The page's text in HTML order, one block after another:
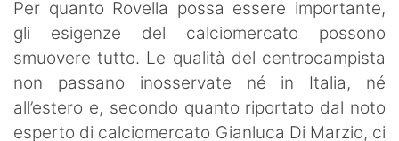
Per quanto Rovella possa essere importante,
gli esigenze del calciomercato possono
smuovere tutto. Le qualità del centrocampista
non passano inosservate né in Italia, né
all’estero e, secondo quanto riportato dal noto
esperto di calciomercato Gianluca Di Marzio, ci